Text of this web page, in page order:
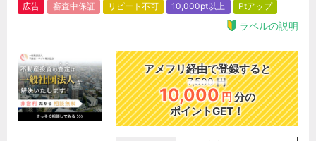
広告 審査中保証 リピート不可 10,000pt以上 Ptアップ
ラベルの説明
アメフリ経由で登録すると
7,500 円
10,000円分の
ポイントGET！